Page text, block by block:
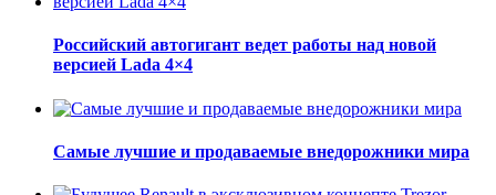
Российский автогигант ведет работы над новой
версией Lada 4×4
Самые лучшие и продаваемые внедорожники мира